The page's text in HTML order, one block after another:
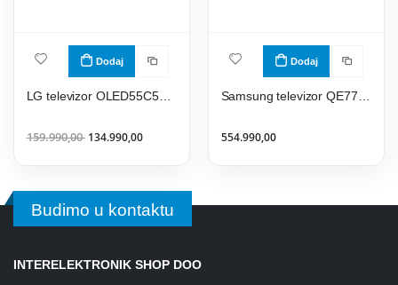
Dodaj
LG televizor OLED55C51LA
159.990,00 134.990,00
Dodaj
Samsung televizor QE77S99HATXXH
554.990,00
Budimo u kontaktu
INTERELEKTRONIK SHOP DOO